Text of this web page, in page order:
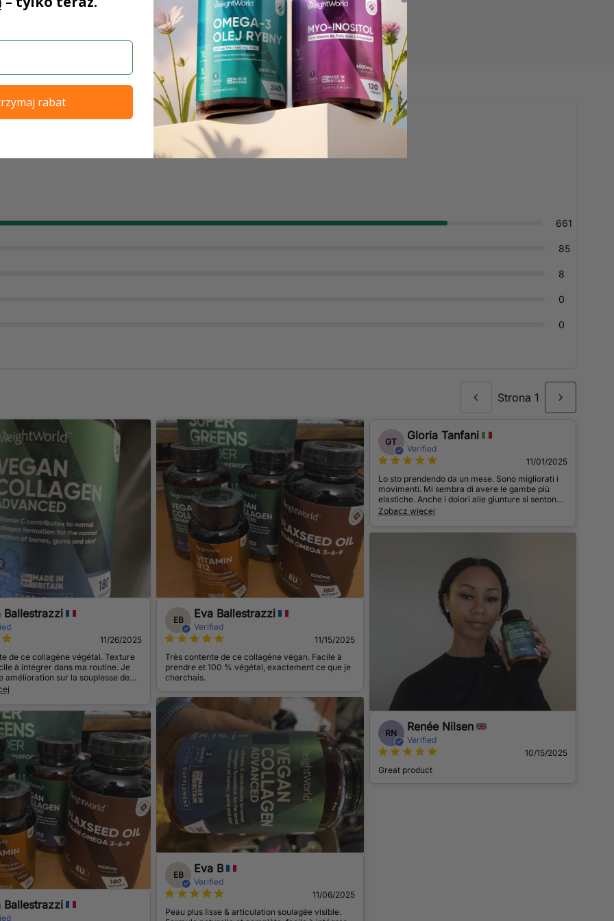
dla zdrowych naczyń krwionośnych, kości, chrząstek,
i pomaga usuwać toksyny#.
produkcji kolagenu związane z wiekiem
661
85
8
0
0
Strona 1
Ballestrazzi
11/26/2025
de ce collagène végétal. Texture
à intégrer dans ma routine. Je
amélioration sur la souplesse de
ongles sont plus forts. Formule
Ballestrazzi
EB Eva Ballestrazzi
Verified
11/15/2025
Très contente de ce collagène végan. Facile à
prendre et 100 % végétal, exactement ce que je
cherchais.
EB Eva B
Verified
11/06/2025
Peau plus lisse & articulation soulagée visible.
GT Gloria Tanfani
Verified
11/01/2025
Lo sto prendendo da un mese. Sono migliorati i
movimenti. Mi sembra di avere le gambe più
elastiche. Anche i dolori alle giunture si sentono
meno, nonostante l'umidità climatica. A livello di
serva più tempo per vedere qualche risultato in
Zobacz więcej
RN Renée Nilsen
Verified
10/15/2025
Great product
rabat